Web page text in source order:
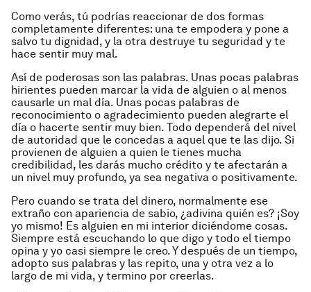
Como verás, tú podrías reaccionar de dos formas
completamente diferentes: una te empodera y pone a
salvo tu dignidad, y la otra destruye tu seguridad y te
hace sentir muy mal.
Así de poderosas son las palabras. Unas pocas palabras
hirientes pueden marcar la vida de alguien o al menos
causarle un mal día. Unas pocas palabras de
reconocimiento o agradecimiento pueden alegrarte el
día o hacerte sentir muy bien. Todo dependerá del nivel
de autoridad que le concedas a aquel que te las dijo. Si
provienen de alguien a quien le tienes mucha
credibilidad, les darás mucho crédito y te afectarán a
un nivel muy profundo, ya sea negativa o positivamente.
Pero cuando se trata del dinero, normalmente ese
extraño con apariencia de sabio, ¿adivina quién es? ¡Soy
yo mismo! Es alguien en mi interior diciéndome cosas.
Siempre está escuchando lo que digo y todo el tiempo
opina y yo casi siempre le creo. Y después de un tiempo,
adopto sus palabras y las repito, una y otra vez a lo
largo de mi vida, y termino por creerlas.